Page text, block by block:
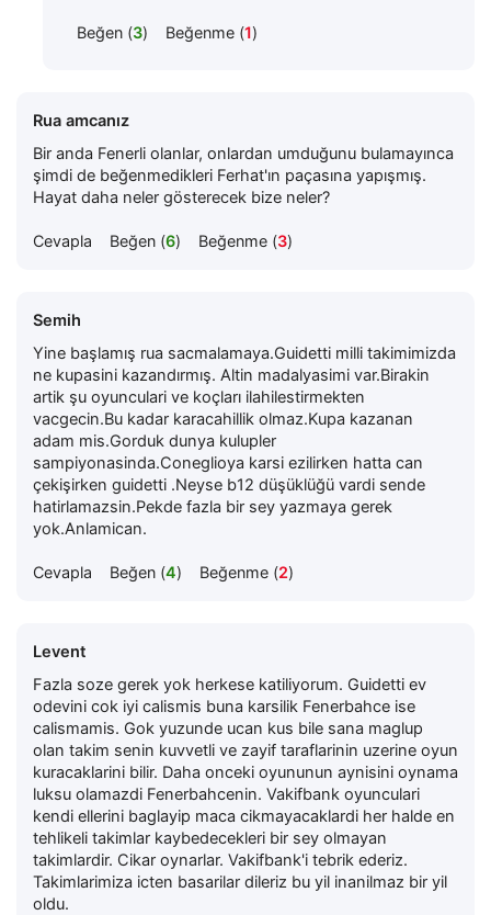
Beğen (3) Beğenme (1)
Rua amcanız
Bir anda Fenerli olanlar, onlardan umduğunu bulamayınca
şimdi de beğenmedikleri Ferhat'ın paçasına yapışmış.
Hayat daha neler gösterecek bize neler?
Cevapla Beğen (6) Beğenme (3)
Semih
Yine başlamış rua sacmalamaya.Guidetti milli takimimizda
ne kupasini kazandırmış. Altin madalyasimi var.Birakin
artik şu oyunculari ve koçları ilahilestirmekten
vacgecin.Bu kadar karacahillik olmaz.Kupa kazanan
adam mis.Gorduk dunya kulupler
sampiyonasinda.Coneglioya karsi ezilirken hatta can
çekişirken guidetti .Neyse b12 düşüklüğü vardi sende
hatirlamazsin.Pekde fazla bir sey yazmaya gerek
yok.Anlamican.
Cevapla Beğen (4) Beğenme (2)
Levent
Fazla soze gerek yok herkese katiliyorum. Guidetti ev
odevini cok iyi calismis buna karsilik Fenerbahce ise
calismamis. Gok yuzunde ucan kus bile sana maglup
olan takim senin kuvvetli ve zayif taraflarinin uzerine oyun
kuracaklarini bilir. Daha onceki oyununun aynisini oynama
luksu olamazdi Fenerbahcenin. Vakifbank oyunculari
kendi ellerini baglayip maca cikmayacaklardi her halde en
tehlikeli takimlar kaybedecekleri bir sey olmayan
takimlardir. Cikar oynarlar. Vakifbank'i tebrik ederiz.
Takimlarimiza icten basarilar dileriz bu yil inanilmaz bir yil
oldu.